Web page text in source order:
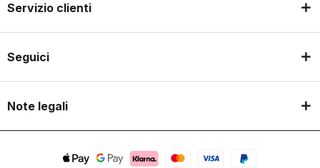
Servizio clienti
Seguici
Note legali